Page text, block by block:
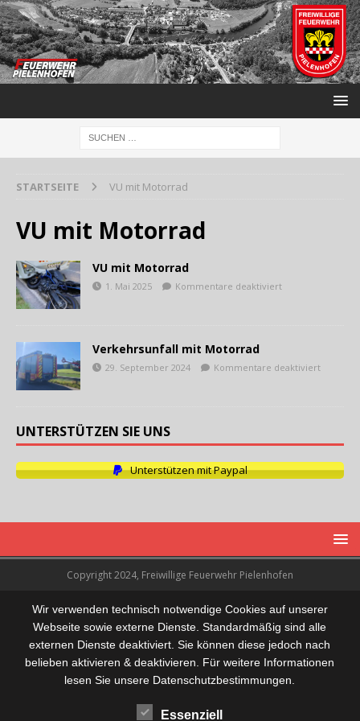
STARTSEITE VU mit Motorrad
VU mit Motorrad
VU mit Motorrad
1. Mai 2025 Kommentare deaktiviert
Verkehrsunfall mit Motorrad
29. September 2024 Kommentare deaktiviert
UNTERSTÜTZEN SIE UNS
Unterstützen mit Paypal
Copyright 2024, Freiwillige Feuerwehr Pielenhofen
Wir verwenden technisch notwendige Cookies auf unserer
Webseite sowie externe Dienste. Standardmäßig sind alle
externen Dienste deaktiviert. Sie können diese jedoch nach
belieben aktivieren & deaktivieren. Für weitere Informationen
lesen Sie unsere Datenschutzbestimmungen.
Essenziell